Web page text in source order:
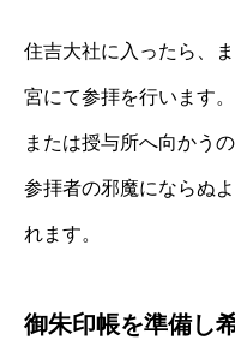
住吉大社に入ったら、
宮にて参拝を行います
または授与所へ向かう
参拝者の邪魔にならぬ
れます。
御朱印帳を準備し